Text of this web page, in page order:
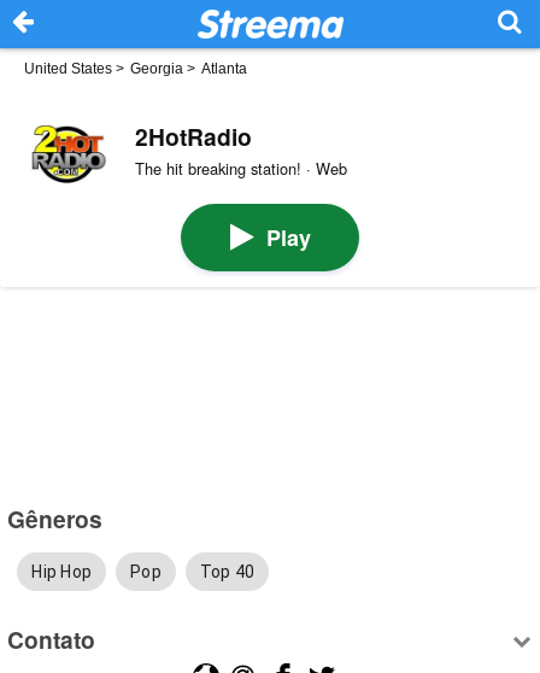
United States > Georgia > Atlanta
2HotRadio
The hit breaking station! · Web
Play
Gêneros
Hip Hop Pop Top 40
Contato